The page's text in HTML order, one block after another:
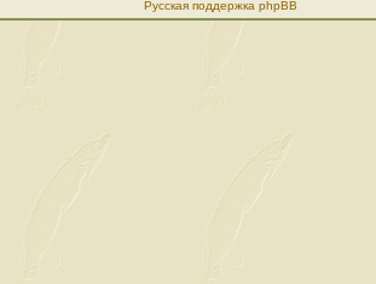
Русская поддержка phpBB